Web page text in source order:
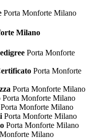
Porta Monforte Milano
Milano
Porta Monforte
Porta Monforte
Porta Monforte Milano
Porta Monforte Milano
Porta Monforte Milano
Porta Monforte Milano
Porta Monforte Milano
Milano